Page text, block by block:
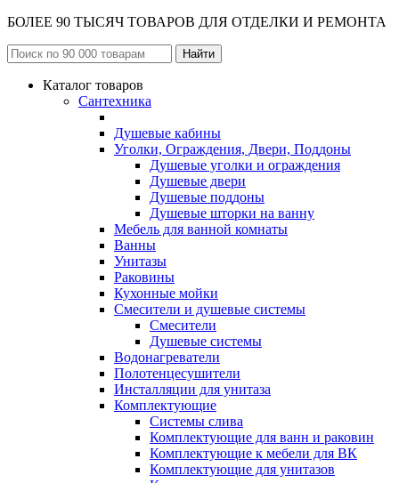
БОЛЕЕ 90 ТЫСЯЧ ТОВАРОВ ДЛЯ ОТДЕЛКИ И РЕМОНТА
Каталог товаров
Сантехника
Душевые кабины
Уголки, Ограждения, Двери, Поддоны
Душевые уголки и ограждения
Душевые двери
Душевые поддоны
Душевые шторки на ванну
Мебель для ванной комнаты
Ванны
Унитазы
Раковины
Кухонные мойки
Смесители и душевые системы
Смесители
Душевые системы
Водонагреватели
Полотенцесушители
Инсталляции для унитаза
Комплектующие
Системы слива
Комплектующие для ванн и раковин
Комплектующие к мебели для ВК
Комплектующие для унитазов